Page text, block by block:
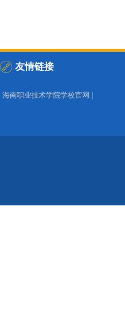
友情链接
海南职业技术学院学校官网